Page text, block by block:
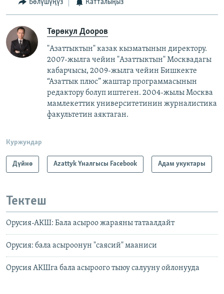
Бөлүшүңүз Катталыңыз
Төрөкул Дооров
"Азаттыктын" казак кызматынын директору.
2007-жылга чейин "Азаттыктын" Москвадагы
кабарчысы, 2009-жылга чейин Бишкекте
“Азаттык плюс” жаштар программасынын
редактору болуп иштеген. 2004-жылы Москва
мамлекеттик университетинин журналистика
факультетин аяктаган.
Куржундар
Дүйнө Azattyk Үналгысы Facebook Адам укуктары
Тектеш
Орусия-АКШ: Бала асыроо жараяны татаалдайт
Орусия: бала асыроонун "саясий" мааниси
Орусия АКШга бала асыроого тыюу салууну ойлонууда